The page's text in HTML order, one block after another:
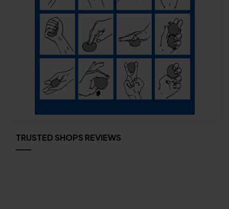
TRUSTED SHOPS REVIEWS